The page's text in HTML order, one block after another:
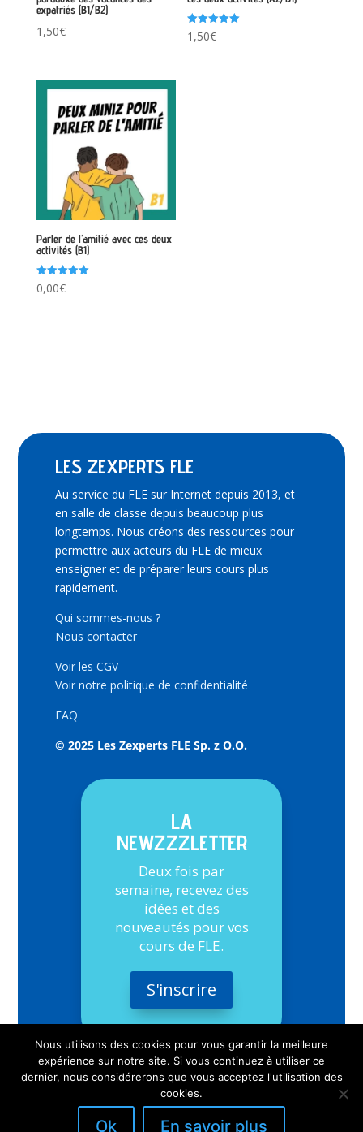
expatriés (B1/B2)
1,50€
Note
5.00
1,50€
Parler de l’amitié avec ces deux
activités (B1)
Note
5.00
0,00€
LES ZEXPERTS FLE
Au service du FLE sur Internet depuis 2013, et
en salle de classe depuis beaucoup plus
longtemps. Nous créons des ressources pour
permettre aux acteurs du FLE de mieux
enseigner et de préparer leurs cours plus
rapidement.
Qui sommes-nous ?
Nous contacter
Voir les CGV
Voir notre politique de confidentialité
FAQ
© 2025 Les Zexperts FLE Sp. z O.O.
LA
NEWZZZLETTER
Deux fois par
semaine, recevez des
idées et des
nouveautés pour vos
cours de FLE.
S'inscrire
Nous utilisons des cookies pour vous garantir la meilleure
expérience sur notre site. Si vous continuez à utiliser ce
dernier, nous considérerons que vous acceptez l'utilisation des
cookies.
Ok En savoir plus